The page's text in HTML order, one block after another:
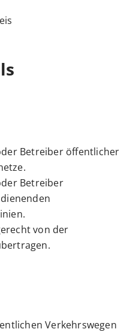
Betreiber öffentlicher
Betreiber
von der
Verkehrswegen